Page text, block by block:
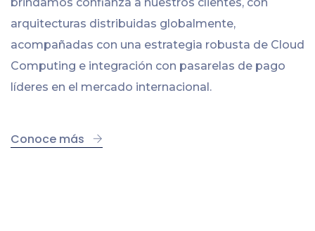
arquitecturas distribuidas globalmente,
acompañadas con una estrategia robusta de Cloud
Computing e integración con pasarelas de pago
líderes en el mercado internacional.
Conoce más